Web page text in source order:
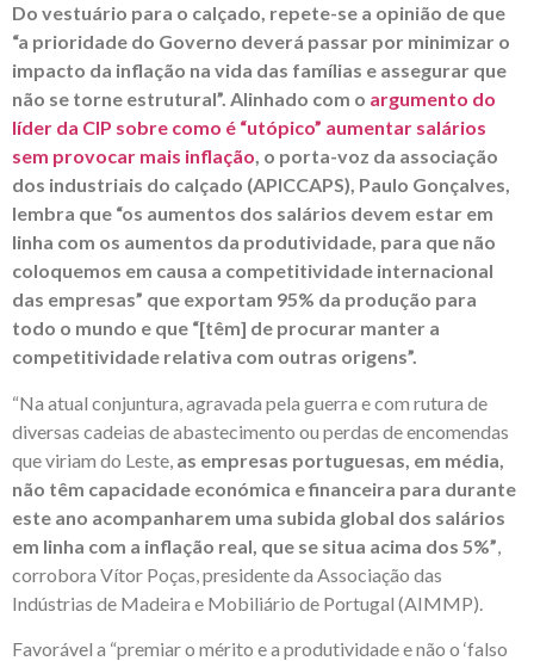
Do vestuário para o calçado, repete-se a opinião de que
“a prioridade do Governo deverá passar por minimizar o
impacto da inflação na vida das famílias e assegurar que
não se torne estrutural”. Alinhado com o argumento do
líder da CIP sobre como é “utópico” aumentar salários
sem provocar mais inflação, o porta-voz da associação
dos industriais do calçado (APICCAPS), Paulo Gonçalves,
lembra que “os aumentos dos salários devem estar em
linha com os aumentos da produtividade, para que não
coloquemos em causa a competitividade internacional
das empresas” que exportam 95% da produção para
todo o mundo e que “[têm] de procurar manter a
competitividade relativa com outras origens”.
“Na atual conjuntura, agravada pela guerra e com rutura de
diversas cadeias de abastecimento ou perdas de encomendas
que viriam do Leste, as empresas portuguesas, em média,
não têm capacidade económica e financeira para durante
este ano acompanharem uma subida global dos salários
em linha com a inflação real, que se situa acima dos 5%”
corrobora Vítor Poças, presidente da Associação das
Indústrias de Madeira e Mobiliário de Portugal (AIMMP).
Favorável a “premiar o mérito e a produtividade e não o ‘falso